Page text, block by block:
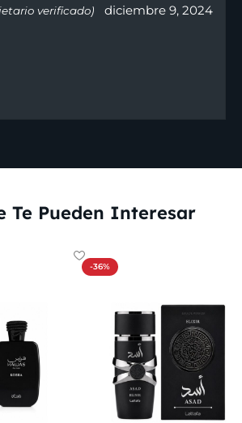
verificado) diciembre 9, 2024
Te Pueden Interesar
-36%